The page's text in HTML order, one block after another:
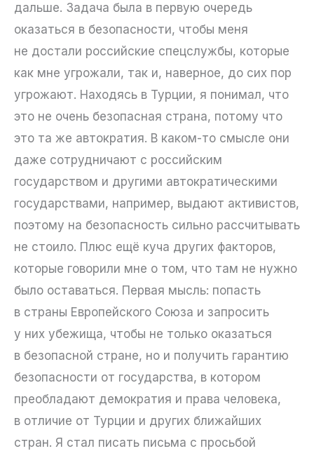
дальше. Задача была в первую очередь
оказаться в безопасности, чтобы меня
не достали российские спецслужбы, которые
как мне угрожали, так и, наверное, до сих пор
угрожают. Находясь в Турции, я понимал, что
это не очень безопасная страна, потому что
это та же автократия. В каком-то смысле они
даже сотрудничают с российским
государством и другими автократическими
государствами, например, выдают активистов,
поэтому на безопасность сильно рассчитывать
не стоило. Плюс ещё куча других факторов,
которые говорили мне о том, что там не нужно
было оставаться. Первая мысль: попасть
в страны Европейского Союза и запросить
у них убежища, чтобы не только оказаться
в безопасной стране, но и получить гарантию
безопасности от государства, в котором
преобладают демократия и права человека,
в отличие от Турции и других ближайших
стран. Я стал писать письма с просьбой